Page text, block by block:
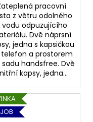
pracovní
z větru odolného
vodu odpuzujícího
Dvě náprsní
jedna s kapsičkou
a prostorem
sadu handsfree. Dvě
kapsy, jedna...